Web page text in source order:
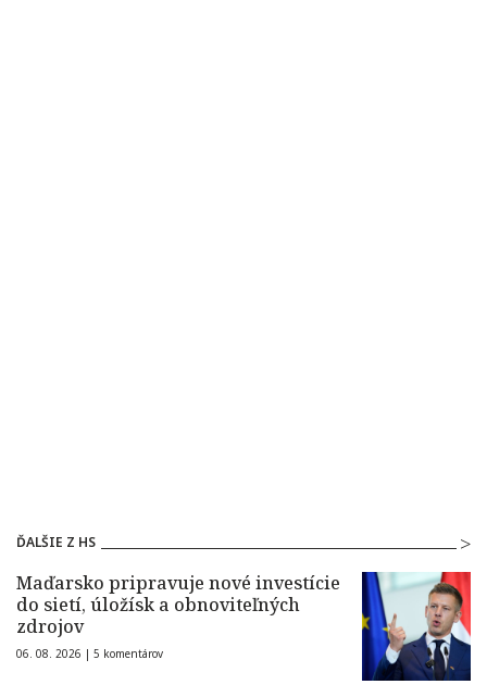
ĎALŠIE Z HS
Maďarsko pripravuje nové investície
do sietí, úložísk a obnoviteľných
zdrojov
06. 08. 2026 | 5 komentárov